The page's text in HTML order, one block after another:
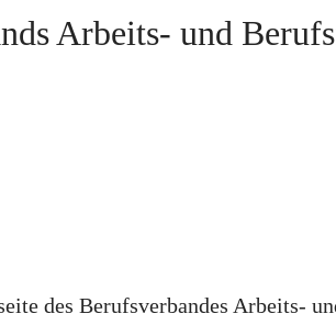
Arbeits- und
des Berufsverbandes Arbeits-